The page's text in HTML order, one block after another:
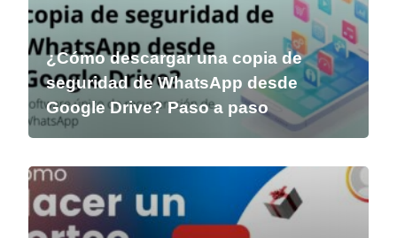
¿Cómo descargar una copia de
seguridad de WhatsApp desde
Google Drive? Paso a paso